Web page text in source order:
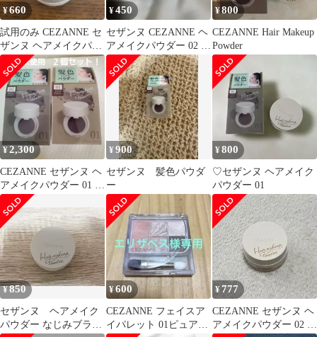
¥660
試用のみ CEZANNE セ
ザンヌ ヘアメイクパウ
ダー 02 明るめブラウン
¥450
セザンヌ CEZANNE ヘ
アメイクパウダー 02 明
るめブラウン
¥800
CEZANNE Hair Makeup
Powder
¥2,300
CEZANNE セザンヌ ヘ
アメイクパウダー 01 な
じみブラウン 2個セッ
ト
¥900
セザンヌ 髪色パウダ
ー
¥800
♡セザンヌ ヘアメイク
パウダー 01
¥850
セザンヌ ヘアメイク
パウダー なじみブラウ
¥600
CEZANNE フェイスア
イパレット 01ピュアコ
¥777
CEZANNE セザンヌ ヘ
アメイクパウダー 02 明